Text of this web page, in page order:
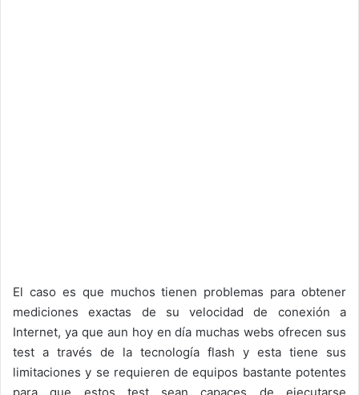
El caso es que muchos tienen problemas para obtener
mediciones exactas de su velocidad de conexión a
Internet, ya que aun hoy en día muchas webs ofrecen sus
test a través de la tecnología flash y esta tiene sus
limitaciones y se requieren de equipos bastante potentes
para que estos test sean capaces de ejecutarse